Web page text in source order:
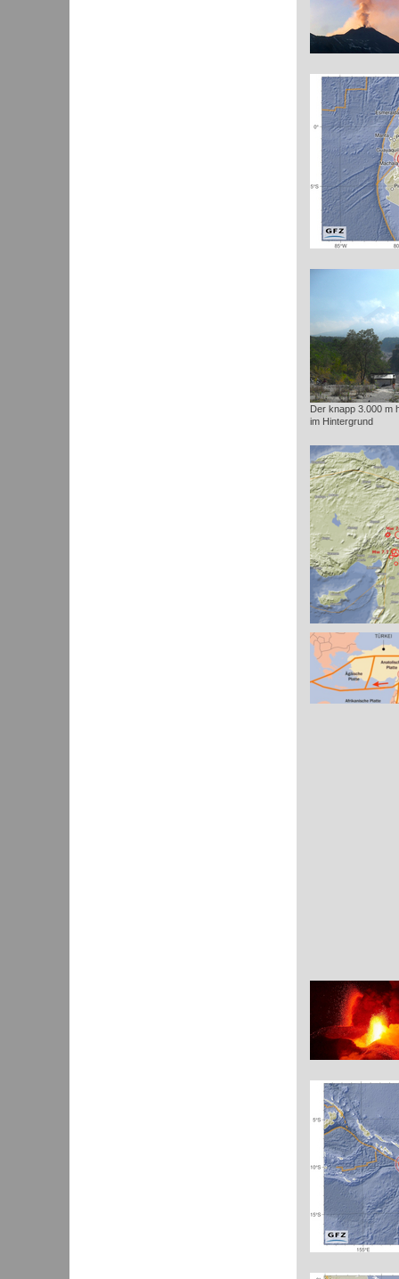
Der knapp 3.000 m
im Hintergrund